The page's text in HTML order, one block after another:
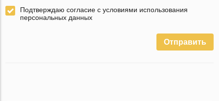
Подтверждаю согласие с условиями использования
персональных данных
Отправить